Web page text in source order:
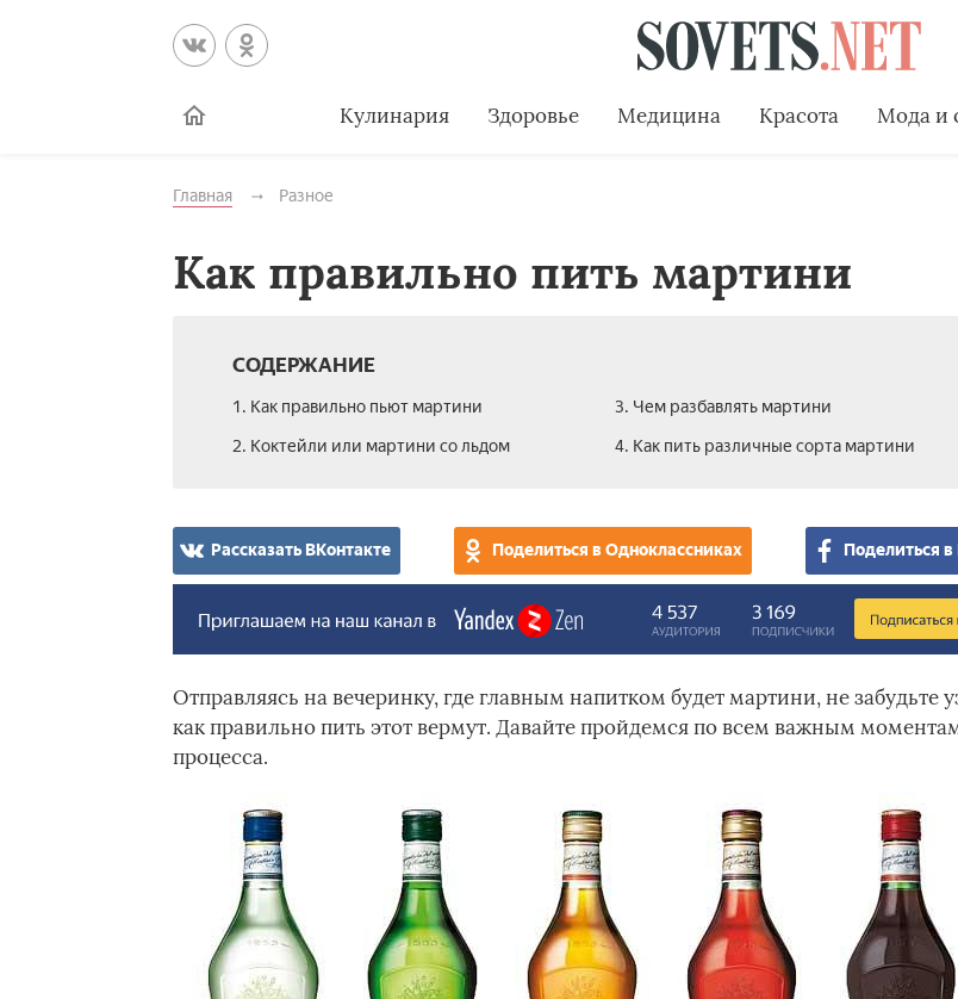
Кулинария Здоровье Медицина Красота Мода и
Главная Разное
Как правильно пить мартини
СОДЕРЖАНИЕ
1. Как правильно пьют мартини
2. Коктейли или мартини со льдом
3. Чем разбавлять мартини­
4. Как пить различные сорта мартини
Рассказать ВКонтакте Поделиться в Одноклассниках Поделиться
Отправляясь на вечеринку, где главным напитком будет мартини, не забудьте
как правильно пить этот вермут. Давайте пройдемся по всем важным
процесса.­­